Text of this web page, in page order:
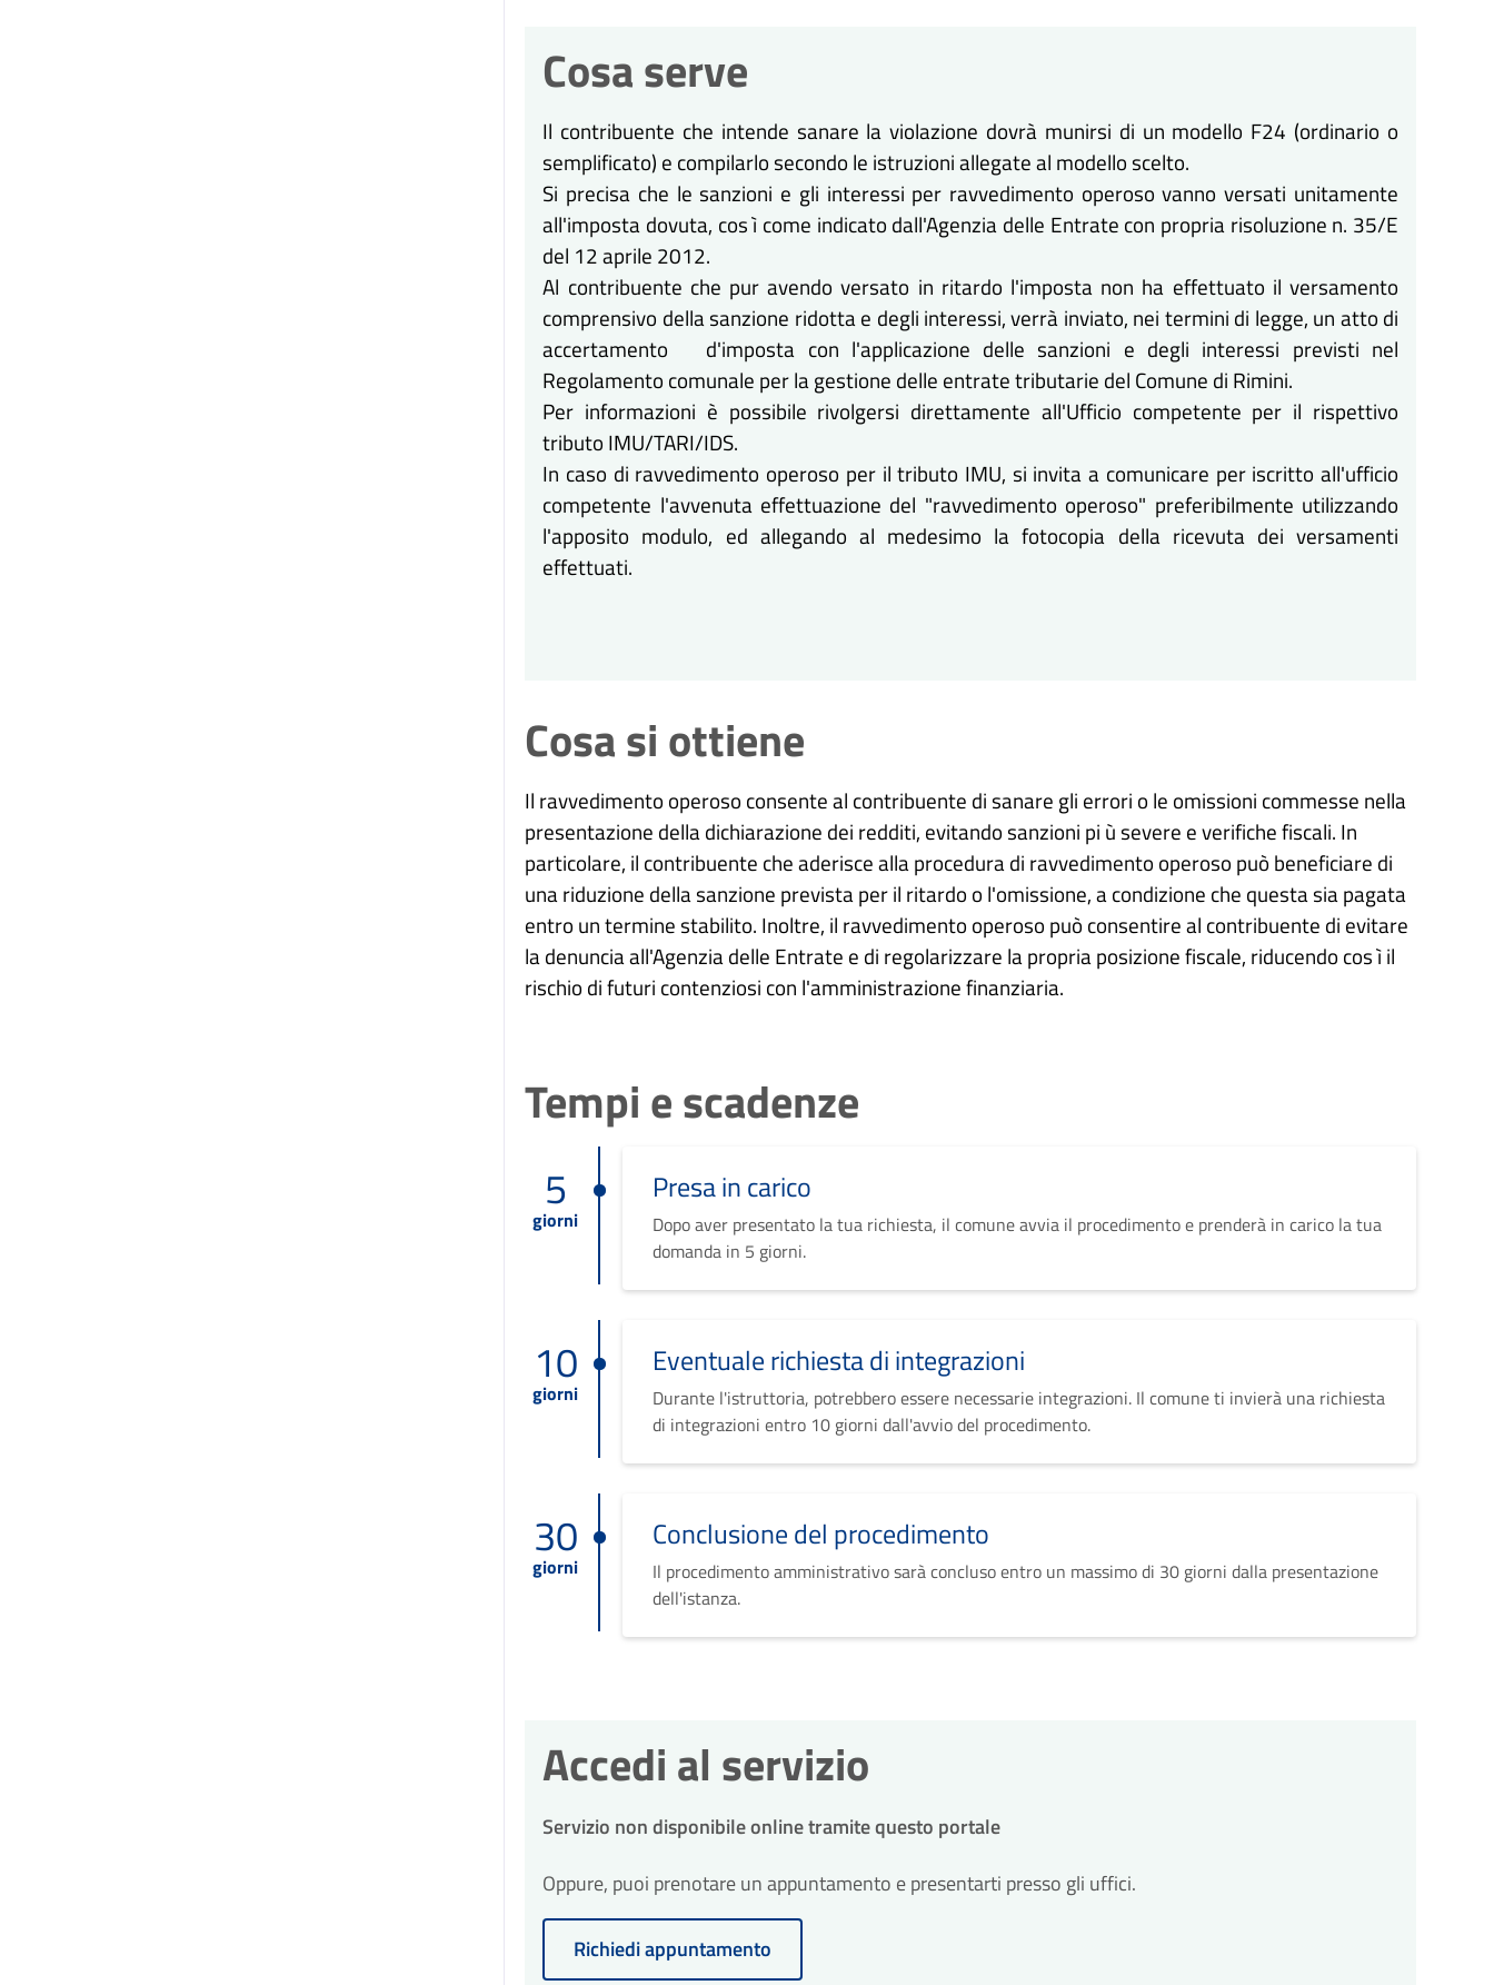
Cosa serve
Il contribuente che intende sanare la violazione dovrà munirsi di un modello F24 (ordinario o
semplificato) e compilarlo secondo le istruzioni allegate al modello scelto.
Si precisa che le sanzioni e gli interessi per ravvedimento operoso vanno versati unitamente
all'imposta dovuta, cos ì come indicato dall'Agenzia delle Entrate con propria risoluzione n. 35/E
del 12 aprile 2012.
Al contribuente che pur avendo versato in ritardo l'imposta non ha effettuato il versamento
comprensivo della sanzione ridotta e degli interessi, verrà inviato, nei termini di legge, un atto di
accertamento d'imposta con l'applicazione delle sanzioni e degli interessi previsti nel
Regolamento comunale per la gestione delle entrate tributarie del Comune di Rimini.
Per informazioni è possibile rivolgersi direttamente all'Ufficio competente per il rispettivo
tributo IMU/TARI/IDS.
In caso di ravvedimento operoso per il tributo IMU, si invita a comunicare per iscritto all'ufficio
competente l'avvenuta effettuazione del "ravvedimento operoso" preferibilmente utilizzando
l'apposito modulo, ed allegando al medesimo la fotocopia della ricevuta dei versamenti
effettuati.
Cosa si ottiene
Il ravvedimento operoso consente al contribuente di sanare gli errori o le omissioni commesse nella
presentazione della dichiarazione dei redditi, evitando sanzioni pi ù severe e verifiche fiscali. In
particolare, il contribuente che aderisce alla procedura di ravvedimento operoso può beneficiare di
una riduzione della sanzione prevista per il ritardo o l'omissione, a condizione che questa sia pagata
entro un termine stabilito. Inoltre, il ravvedimento operoso può consentire al contribuente di evitare
la denuncia all'Agenzia delle Entrate e di regolarizzare la propria posizione fiscale, riducendo cos ì il
rischio di futuri contenziosi con l'amministrazione finanziaria.
Tempi e scadenze
5
giorni
Presa in carico
Dopo aver presentato la tua richiesta, il comune avvia il procedimento e prenderà in carico la tua
domanda in 5 giorni.
10
giorni
Eventuale richiesta di integrazioni
Durante l'istruttoria, potrebbero essere necessarie integrazioni. Il comune ti invierà una richiesta
di integrazioni entro 10 giorni dall'avvio del procedimento.
30
giorni
Conclusione del procedimento
Il procedimento amministrativo sarà concluso entro un massimo di 30 giorni dalla presentazione
dell'istanza.
Accedi al servizio
Servizio non disponibile online tramite questo portale
Oppure, puoi prenotare un appuntamento e presentarti presso gli uffici.
Richiedi appuntamento